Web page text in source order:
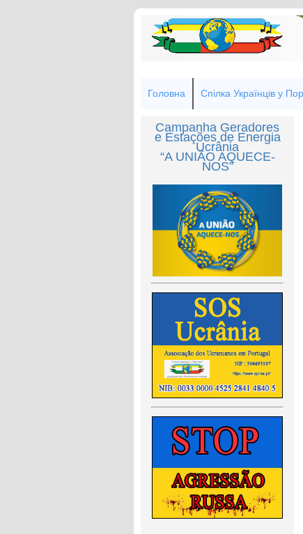
Головна Спілка Українців у
Campanha Geradores
e Estações de Energia
Ucrânia
“A UNIÃO AQUECE-
NOS”